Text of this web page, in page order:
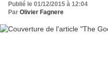
Publié le 01/12/2015 à 12:04
Par Olivier Fagnere